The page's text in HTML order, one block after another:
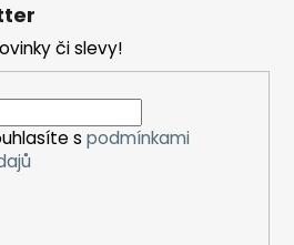
či slevy!
s podmínkami